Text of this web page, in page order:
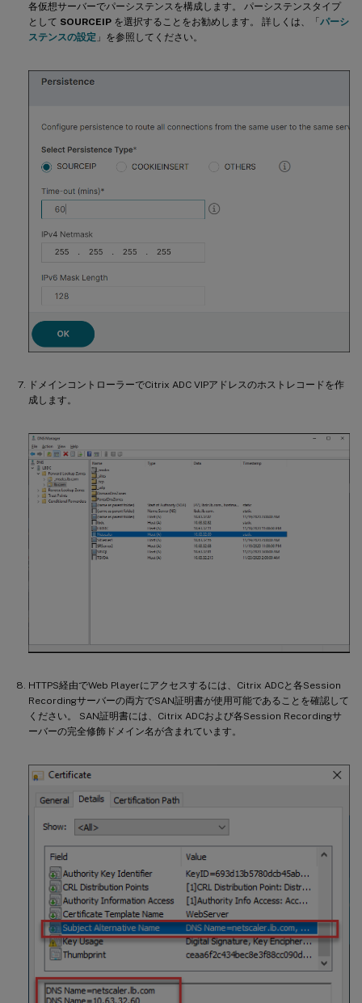
各仮想サーバーでパーシステンスを構成します。 パーシステンスタイプ
として SOURCEIP を選択することをお勧めします。 詳しくは、「 パーシ
ステンスの設定 」を参照してください。
ドメインコントローラーでCitrix ADC VIPアドレスのホストレコードを作
成します。
HTTPS経由でWeb Playerにアクセスするには、Citrix ADCと各Session
Recordingサーバーの両方でSAN証明書が使用可能であることを確認して
ください。 SAN証明書には、Citrix ADCおよび各Session Recordingサ
ーバーの完全修飾ドメイン名が含まれています。